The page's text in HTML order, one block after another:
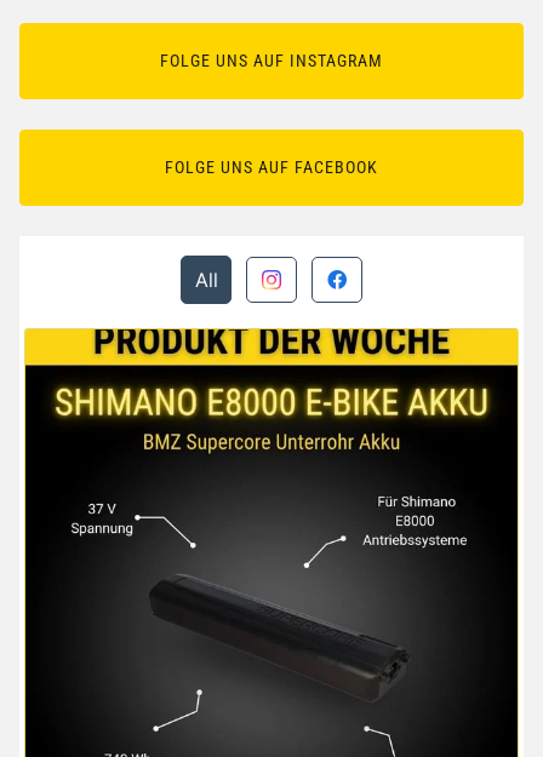
FOLGE UNS AUF INSTAGRAM
FOLGE UNS AUF FACEBOOK